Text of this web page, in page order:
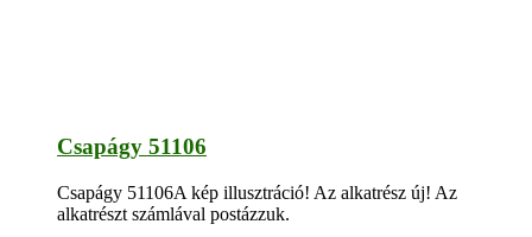
Csapágy 51106
Csapágy 51106A kép illusztráció! Az alkatrész új! Az
alkatrészt számlával postázzuk.